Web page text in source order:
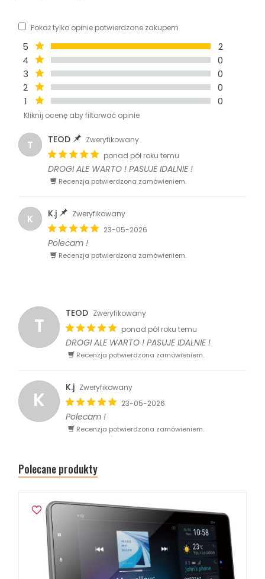
Pokaż tylko opinie potwierdzone zakupem
5
2
4
0
3
0
2
0
1
0
Kliknij ocenę aby filtorwać opinie
T TEOD
Zweryfikowany
ponad pół roku temu
DROGI ALE WARTO ! PASUJE IDALNIE !
Recenzja potwierdzona zamówieniem.
K K.j
Zweryfikowany
23-05-2026
Polecam !
Recenzja potwierdzona zamówieniem.
T
TEOD Zweryfikowany
ponad pół roku temu
DROGI ALE WARTO ! PASUJE IDALNIE !
Recenzja potwierdzona zamówieniem.
K
K.j Zweryfikowany
23-05-2026
Polecam !
Recenzja potwierdzona zamówieniem.
Polecane produkty